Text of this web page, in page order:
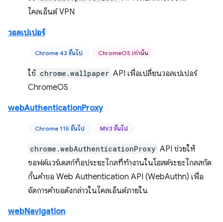
ไคลเอ็นต์ VPN
วอลเปเปอร์
Chrome 43 ขึ้นไป ChromeOS เท่านั้น
ใช้ chrome.wallpaper API เพื่อเปลี่ยนวอลเปเปอร์
ChromeOS
webAuthenticationProxy
Chrome 115 ขึ้นไป MV3 ขึ้นไป
chrome.webAuthenticationProxy API ช่วยให้
ซอฟต์แวร์เดสก์ท็อประยะไกลที่ทำงานในโฮสต์ระยะไกลสกัด
กั้นคำขอ Web Authentication API (WebAuthn) เพื่อ
จัดการคำขอดังกล่าวในไคลเอ็นต์ภายใน
webNavigation